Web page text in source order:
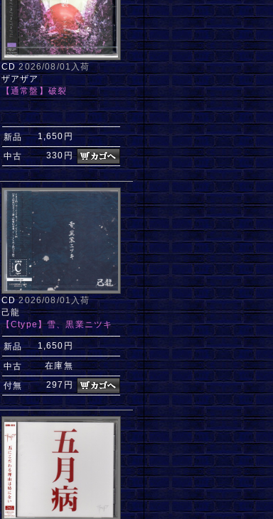
CD2026/08/01入荷
ザアザア
【通常盤】破裂
新品 1,650円
中古 330円
CD2026/08/01入荷
己龍
【Ctype】雪、黒業ニツキ
新品 1,650円
中古 在庫無
付無 297円